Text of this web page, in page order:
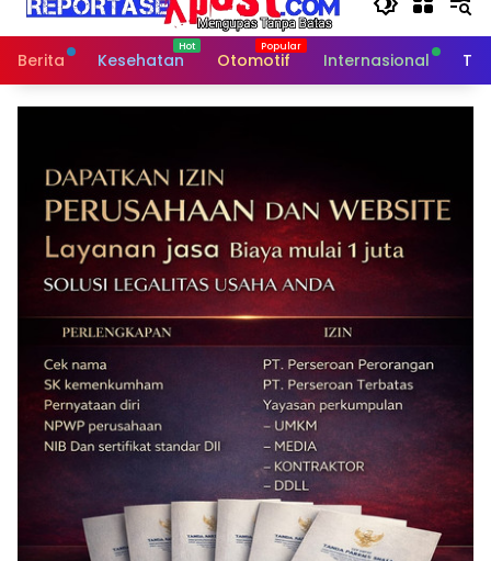
Berita Kesehatan Otomotif Internasional